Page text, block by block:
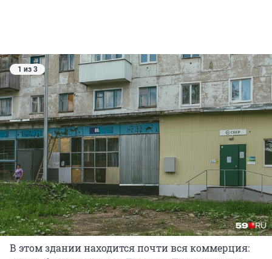
1 из 3
В этом здании находится почти вся коммерция: